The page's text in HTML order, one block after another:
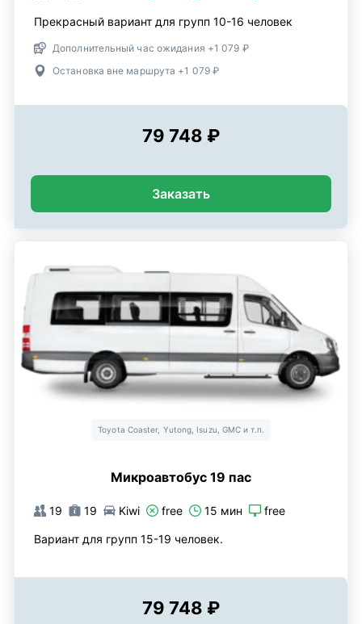
Прекрасный вариант для групп 10-16 человек
Дополнительный час ожидания +1 079 ₽
Остановка вне маршрута +1 079 ₽
79 748 ₽
Заказать
Toyota Coaster, Yutong, Isuzu, GMC и т.п.
Микроавтобус 19 пас
19 19 Kiwi free 15 мин free
Вариант для групп 15-19 человек.
79 748 ₽